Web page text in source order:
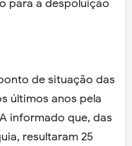
para a despoluição
de situação das
últimos anos pela
informado que, das
resultaram 25